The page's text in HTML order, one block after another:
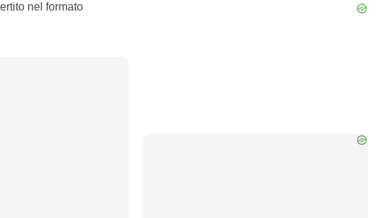
nel formato